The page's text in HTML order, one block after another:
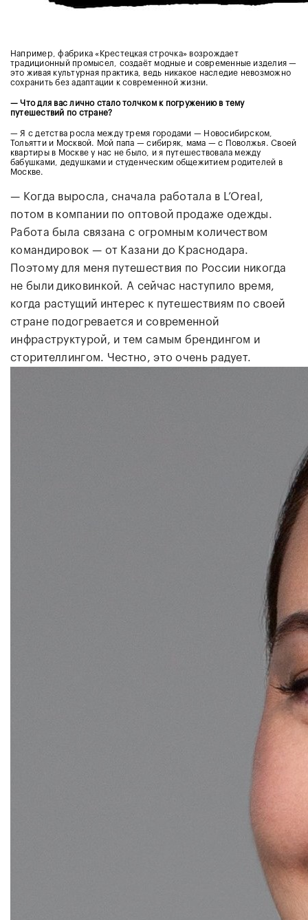
Например, фабрика «Крестецкая строчка» возрождает
традиционный промысел, создаёт модные и современные изделия —
это живая культурная практика, ведь никакое наследие невозможно
сохранить без адаптации к современной жизни.
— Что для вас лично стало толчком к погружению в тему
путешествий по стране?
— Я с детства росла между тремя городами — Новосибирском,
Тольятти и Москвой. Мой папа — сибиряк, мама — с Поволжья. Своей
квартиры в Москве у нас не было, и я путешествовала между
бабушками, дедушками и студенческим общежитием родителей в
Москве.
— Когда выросла, сначала работала в L’Oreal,
потом в компании по оптовой продаже одежды.
Работа была связана с огромным количеством
командировок — от Казани до Краснодара.
Поэтому для меня путешествия по России никогда
не были диковинкой. А сейчас наступило время,
когда растущий интерес к путешествиям по своей
стране подогревается и современной
инфраструктурой, и тем самым брендингом и
сторителлингом. Честно, это очень радует.